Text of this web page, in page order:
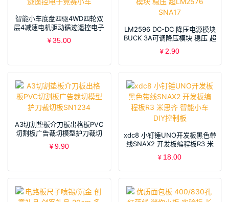
智能小车底盘四驱4WD四轮双
层4减速电机驱动循迹遥控电子
竞赛小车
¥ 35.00
LM2596 DC-DC 降压电源模块
BUCK 3A可调降压模块 稳压 超
LM2576 SNA17
¥ 2.90
A3切割垫板介刀板出格板PVC
切割板广告裁切模型护刀裁切
板SN1234
¥ 9.90
xdc8 小钉锤UNO开发板黑色带
线SNAX2 开发板编程板R3 米
思齐 智能小车DIY控制板
¥ 18.00